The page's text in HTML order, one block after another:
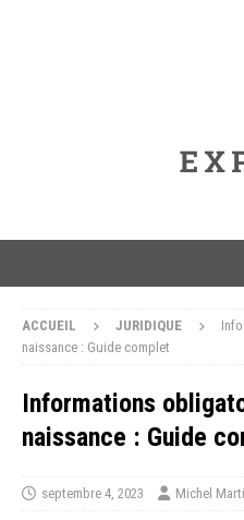
ACCUEIL JURIDIQUE
naissance : Guide complet
Informations
naissance : Guide
septembre 4, 2023 Michel